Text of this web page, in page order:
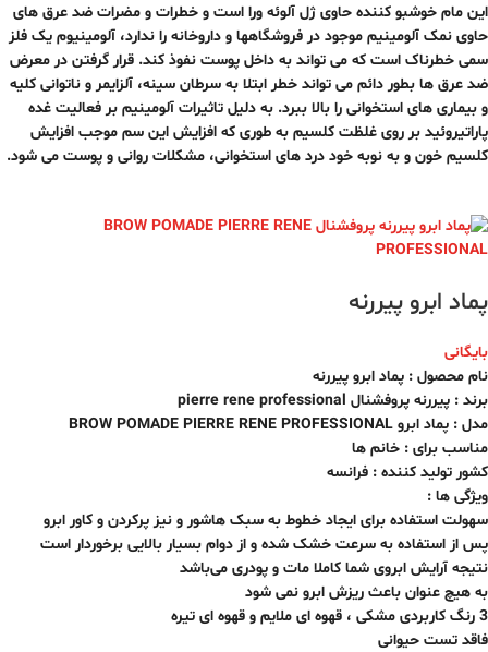
این مام خوشبو کننده حاوی ژل آلوئه ورا است و خطرات و مضرات ضد عرق های
حاوی نمک آلومینیم موجود در فروشگاهها و داروخانه را ندارد، آلومینیوم یک فلز
سمی خطرناک است که می تواند به داخل پوست نفوذ کند. قرار گرفتن در معرض
ضد عرق ها بطور دائم می تواند خطر ابتلا به سرطان سینه، آلزایمر و ناتوانی کلیه
و بیماری های استخوانی را بالا ببرد. به دلیل تاثیرات آلومینیم بر فعالیت غده
پاراتیروئید بر روی غلظت کلسیم به طوری که افزایش این سم موجب افزایش
کلسیم خون و به نوبه خود درد های استخوانی، مشکلات روانی و پوست می شود.
پماد ابرو پیررنه
بایگانی
نام محصول : پماد ابرو پیررنه
برند : پیررنه پروفشنال pierre rene professional
مدل : پماد ابرو BROW POMADE PIERRE RENE PROFESSIONAL
مناسب برای : خانم ها
کشور تولید کننده : فرانسه
ویژگی ها :
سهولت استفاده برای ایجاد خطوط به سبک هاشور و نیز پرکردن و کاور ابرو
پس از استفاده به سرعت خشک شده و از دوام بسیار بالایی برخوردار است
نتیجه آرایش ابروی شما کاملا مات و پودری می‌باشد
به هیچ عنوان باعث ریزش ابرو نمی شود
3 رنگ کاربردی مشکی ، قهوه ای ملایم و قهوه ای تیره
فاقد تست حیوانی